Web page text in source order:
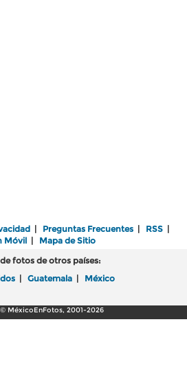
| Preguntas Frecuentes | RSS |
Móvil| Mapa de Sitio
fotos de otros países:
| Guatemala | México
MéxicoEnFotos, 2001-2026